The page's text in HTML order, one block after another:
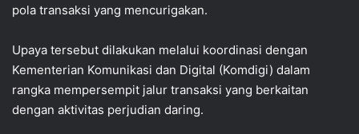
pola transaksi yang mencurigakan.
Upaya tersebut dilakukan melalui koordinasi dengan
Kementerian Komunikasi dan Digital (Komdigi) dalam
rangka mempersempit jalur transaksi yang berkaitan
dengan aktivitas perjudian daring.